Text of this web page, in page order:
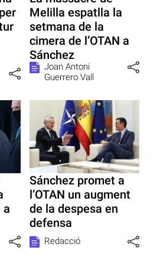
Melilla espatlla la
setmana de la
cimera de l’OTAN a
Sánchez
Joan Antoni
Guerrero Vall
a
Sánchez promet a
l’OTAN un augment
de la despesa en
defensa
Redacció